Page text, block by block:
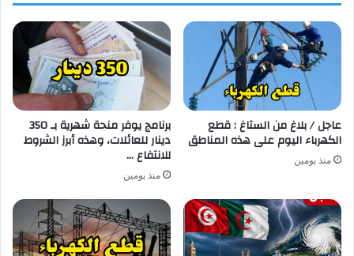
عاجل / بلاغ من الستاغ : قطع
الكهرباء اليوم على هذه المناطق
منذ يومين
برنامج يوفر منحة شهرية بـ 350
دينار للعائلات، وهذه أبرز الشروط
للانتفاع …
منذ يومين